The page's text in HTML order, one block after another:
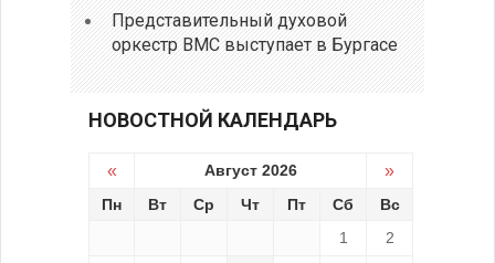
Представительный духовой
оркестр ВМС выступает в Бургасе
НОВОСТНОЙ КАЛЕНДАРЬ
« Август 2026 »
Пн Вт Ср Чт Пт Сб
Вс
1
2